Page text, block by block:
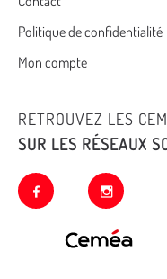
Cemea
footer
Politique de confidentialité
Mon compte
RETROUVEZ LES
SUR LES RÉSEAUX
facebook instagram